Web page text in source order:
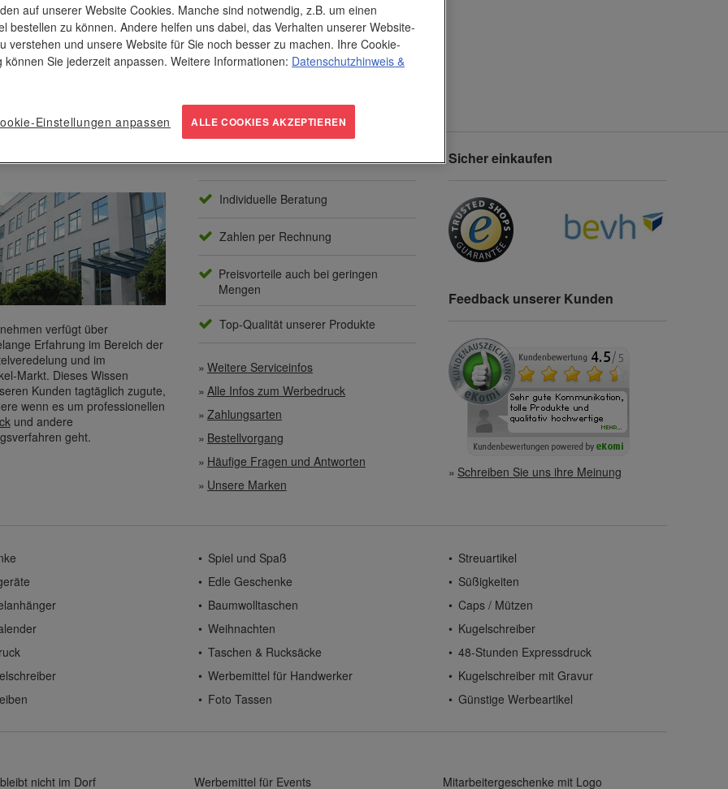
verfügt über
Erfahrung im Bereich der
und im
Markt. Dieses Wissen
Kunden tagtäglich zugute,
wenn es um professionellen
und andere
geht.
Unser Service
Individuelle Beratung
Zahlen per Rechnung
Preisvorteile auch bei geringen
Mengen
Top-Qualität unserer Produkte
Weitere Serviceinfos
Alle Infos zum Werbedruck
Zahlungsarten
Bestellvorgang
Häufige Fragen und Antworten
Unsere Marken
Sicher einkaufen
Feedback unserer Kunden
Schreiben Sie uns ihre Meinung
Spiel und Spaß
Streuartikel
Edle Geschenke
Süßigkeiten
Baumwolltaschen
Caps / Mützen
Weihnachten
Kugelschreiber
Taschen & Rucksäcke
48-Stunden Expressdruck
Werbemittel für Handwerker
Kugelschreiber mit Gravur
Foto Tassen Günstige Werbeartikel
nicht im Dorf Werbemittel für Events Mitarbeitergeschenke mit Logo
auf unserer Website Cookies. Manche sind notwendig, z.B. um einen
bestellen zu können. Andere helfen uns dabei, das Verhalten unserer Website-
verstehen und unsere Website für Sie noch besser zu machen. Ihre Cookie-
können Sie jederzeit anpassen. Weitere Informationen: Datenschutzhinweis &
Einstellungen anpassen ALLE COOKIES AKZEPTIEREN